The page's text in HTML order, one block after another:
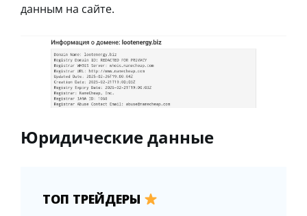
данным на сайте.
Юридические данные
ТОП ТРЕЙДЕРЫ